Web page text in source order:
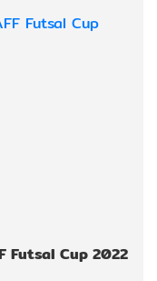
Futsal Cup 2022